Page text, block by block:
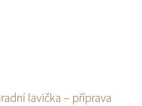
lavička – příprava